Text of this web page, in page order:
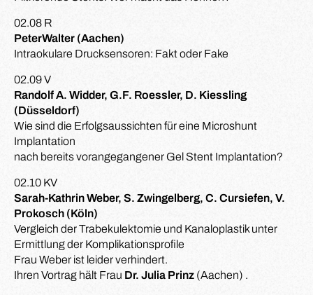
02.08 R
PeterWalter (Aachen)
Intraokulare Drucksensoren: Fakt oder Fake
02.09 V
Randolf A. Widder, G.F. Roessler, D. Kiessling
(Düsseldorf)
Wie sind die Erfolgsaussichten für eine Microshunt
Implantation
nach bereits vorangegangener Gel Stent Implantation?
02.10 KV
Sarah-Kathrin Weber, S. Zwingelberg, C. Cursiefen, V.
Prokosch (Köln)
Vergleich der Trabekulektomie und Kanaloplastik unter
Ermittlung der Komplikationsprofile
Frau Weber ist leider verhindert.
Ihren Vortrag hält Frau Dr. Julia Prinz (Aachen) .